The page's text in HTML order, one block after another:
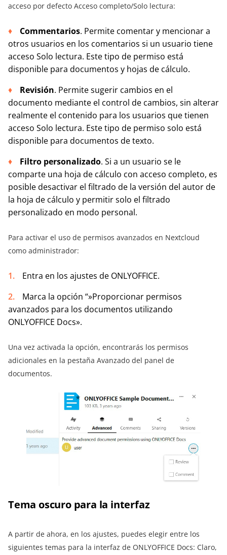
acceso por defecto Acceso completo/Solo lectura:
Commentarios. Permite comentar y mencionar a
otros usuarios en los comentarios si un usuario tiene
acceso Solo lectura. Este tipo de permiso está
disponible para documentos y hojas de cálculo.
Revisión. Permite sugerir cambios en el
documento mediante el control de cambios, sin alterar
realmente el contenido para los usuarios que tienen
acceso Solo lectura. Este tipo de permiso solo está
disponible para documentos de texto.
Filtro personalizado. Si a un usuario se le
comparte una hoja de cálculo con acceso completo, es
posible desactivar el filtrado de la versión del autor de
la hoja de cálculo y permitir solo el filtrado
personalizado en modo personal.
Para activar el uso de permisos avanzados en Nextcloud
como administrador:
Entra en los ajustes de ONLYOFFICE.
Marca la opción “»Proporcionar permisos
avanzados para los documentos utilizando
ONLYOFFICE Docs».
Una vez activada la opción, encontrarás los permisos
adicionales en la pestaña Avanzado del panel de
documentos.
Tema oscuro para la interfaz
A partir de ahora, en los ajustes, puedes elegir entre los
siguientes temas para la interfaz de ONLYOFFICE Docs: Claro,